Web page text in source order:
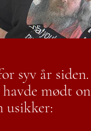
syv år
mødt
usikker: